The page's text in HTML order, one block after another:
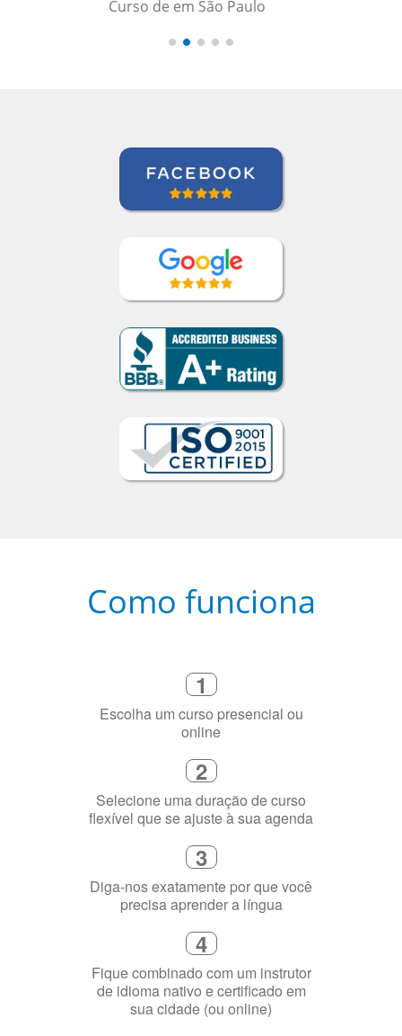
Indra Maya Gurung
Como funciona
1
Escolha um curso presencial ou
2
Selecione uma duração de curso
3
Diga-nos exatamente por que você
4
Fique combinado com um instrutor
de idioma nativo e certificado em